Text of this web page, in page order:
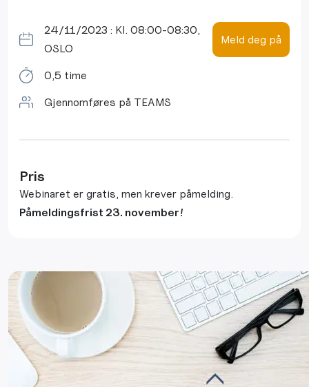
24/11/2023 : Kl. 08:00-08:30,
OSLO
Meld deg på
0,5 time
Gjennomføres på TEAMS
Pris
Webinaret er gratis, men krever påmelding.
Påmeldingsfrist 23. november!